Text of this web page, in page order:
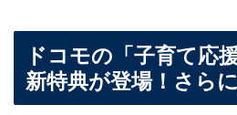
ドコモの「子育て応
新特典が登場！さら